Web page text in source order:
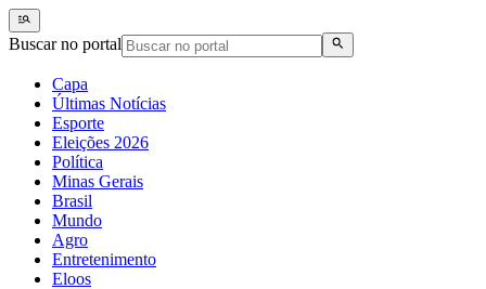
Buscar no portal
Capa
Últimas Notícias
Esporte
Eleições 2026
Política
Minas Gerais
Brasil
Mundo
Agro
Entretenimento
Eloos